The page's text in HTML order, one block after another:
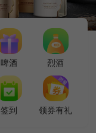
啤酒 烈酒
签到 领券有礼